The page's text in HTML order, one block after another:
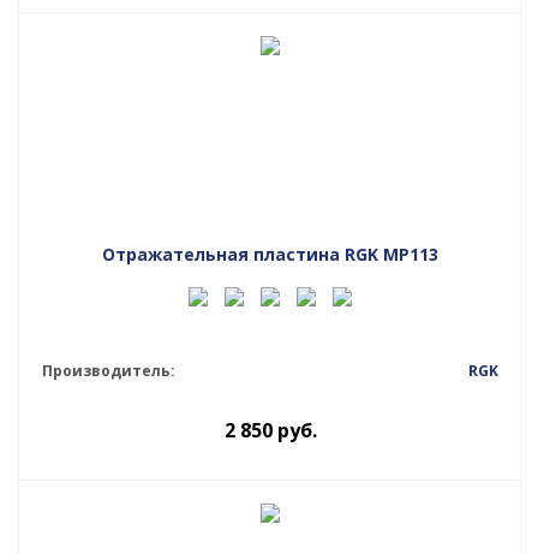
Отражательная пластина RGK MP113
Производитель: RGK
2 850руб.